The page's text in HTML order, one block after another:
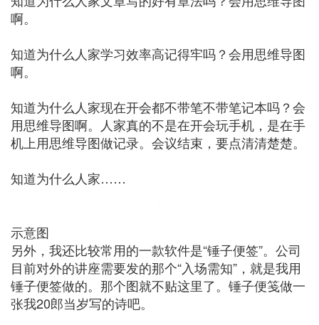
啊。
知道为什么人家学习效率高记得牢吗？会用思维导图
啊。
知道为什么人家现在开会都不带笔不带笔记本吗？会
用思维导图啊。人家真的不是在开会玩手机，是在手
机上用思维导图做记录。会议结束，要点清清楚楚。
知道为什么人家……
示意图
另外，我还比较常用的一款软件是“锤子便签”。公司
目前对外的讲座需要发的那个“入场需知”，就是我用
锤子便签做的。那个图就不贴这里了。锤子便笺做一
张我20郎当岁写的诗吧。